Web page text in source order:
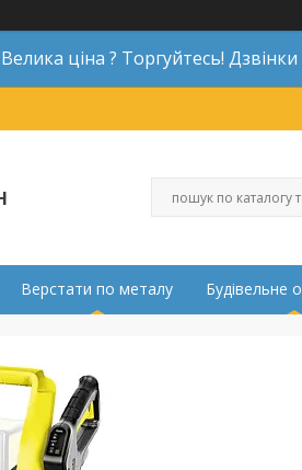
Велика ціна ? Торгуйтесь!
Верстати по металу Будівельне